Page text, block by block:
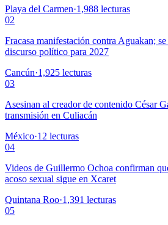
Playa del Carmen·1,988 lecturas
02
Fracasa manifestación contra Aguakan;
discurso político para 2027
Cancún·1,925 lecturas
03
Asesinan al creador de contenido César
transmisión en Culiacán
México·12 lecturas
04
Videos de Guillermo Ochoa confirman
acoso sexual sigue en Xcaret
Quintana Roo·1,391 lecturas
05